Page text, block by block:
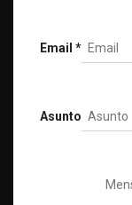
Email *
Asunto